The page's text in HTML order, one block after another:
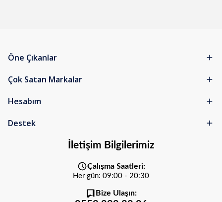
Öne Çıkanlar
Çok Satan Markalar
Hesabım
Destek
İletişim Bilgilerimiz
Çalışma Saatleri:
Her gün: 09:00 - 20:30
Bize Ulaşın: